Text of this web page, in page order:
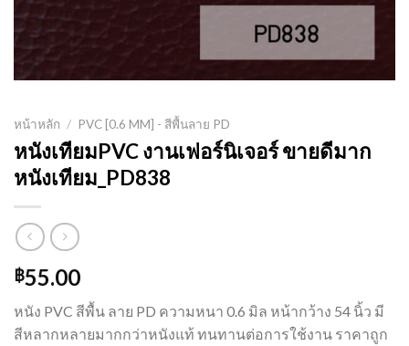
หน้าหลัก / PVC [0.6 MM] - สีพื้นลาย PD
หนังเทียมPVC งานเฟอร์นิเจอร์ ขายดีมาก
หนังเทียม_PD838
฿55.00
หนัง PVC สีพื้น ลาย PD ความหนา 0.6 มิล หน้ากว้าง 54 นิ้ว มี
สีหลากหลายมากกว่าหนังแท้ ทนทานต่อการใช้งาน ราคาถูก